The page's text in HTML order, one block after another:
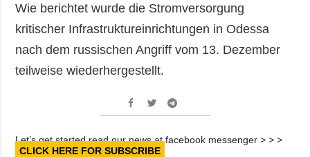
Wie berichtet wurde die Stromversorgung
kritischer Infrastruktureinrichtungen in Odessa
nach dem russischen Angriff vom 13. Dezember
teilweise wiederhergestellt.
Let’s get started read our news at facebook messenger > > >
CLICK HERE FOR SUBSCRIBE